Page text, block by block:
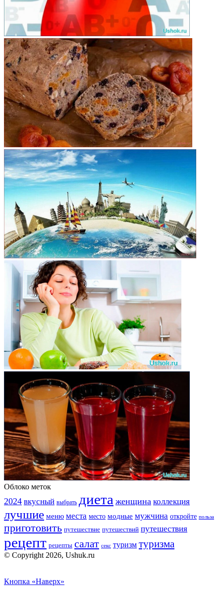
Облоко меток
2024 вкусный выбрать диета женщина коллекция
лучшие меню места место модные мужчина откройте польза
приготовить путешествие путешествий путешествия
рецепт рецепты салат секс туризм туризма
© Copyright 2026, Ushuk.ru
Кнопка «Наверх»